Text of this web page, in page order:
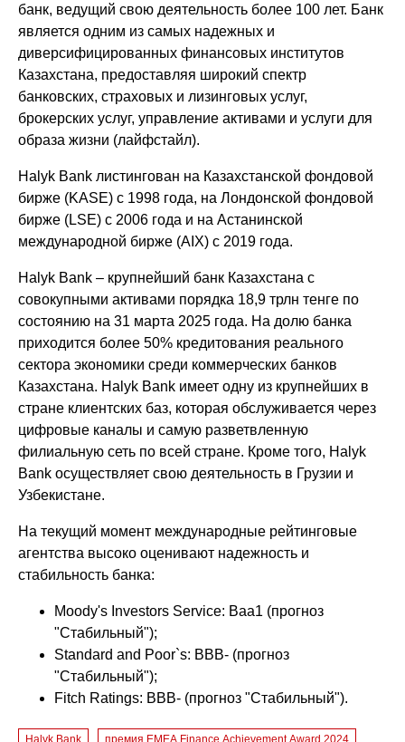
банк, ведущий свою деятельность более 100 лет. Банк
является одним из самых надежных и
диверсифицированных финансовых институтов
Казахстана, предоставляя широкий спектр
банковских, страховых и лизинговых услуг,
брокерских услуг, управление активами и услуги для
образа жизни (лайфстайл).
Halyk Bank листингован на Казахстанской фондовой
бирже (KASE) с 1998 года, на Лондонской фондовой
бирже (LSE) с 2006 года и на Астанинской
международной бирже (AIX) с 2019 года.
Halyk Bank – крупнейший банк Казахстана с
совокупными активами порядка 18,9 трлн тенге по
состоянию на 31 марта 2025 года. На долю банка
приходится более 50% кредитования реального
сектора экономики среди коммерческих банков
Казахстана. Halyk Bank имеет одну из крупнейших в
стране клиентских баз, которая обслуживается через
цифровые каналы и самую разветвленную
филиальную сеть по всей стране. Кроме того, Halyk
Bank осуществляет свою деятельность в Грузии и
Узбекистане.
На текущий момент международные рейтинговые
агентства высоко оценивают надежность и
стабильность банка:
Moody's Investors Service: Baa1 (прогноз
"Стабильный");
Standard and Poor`s: BBB- (прогноз
"Стабильный");
Fitch Ratings: BBB- (прогноз "Стабильный").
Halyk Bank премия EMEA Finance Achievement Award 2024